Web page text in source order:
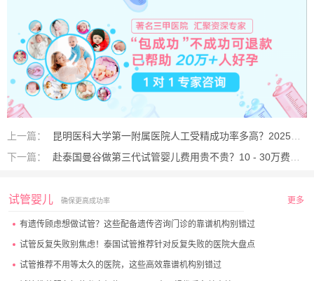
上一篇：
昆明医科大学第一附属医院人工受精成功率多高？2025最新数据及成功案例解析
下一篇：
赴泰国曼谷做第三代试管婴儿费用贵不贵？10 - 30万费用区间全揭秘！
试管婴儿 确保更高成功率 更多
有遗传顾虑想做试管？这些配备遗传咨询门诊的靠谱机构别错过
试管反复失败别焦虑！泰国试管推荐针对反复失败的医院大盘点
试管推荐不用等太久的医院，这些高效靠谱机构别错过